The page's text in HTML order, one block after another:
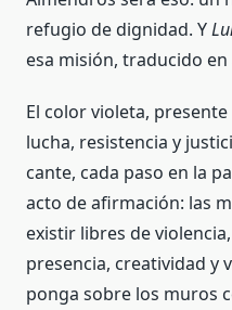
refugio de dignidad. Y
esa misión, traducido
El color violeta,
lucha, resistencia y
cante, cada paso en la
acto de afirmación: las
existir libres de
presencia, creatividad y
ponga sobre los muros